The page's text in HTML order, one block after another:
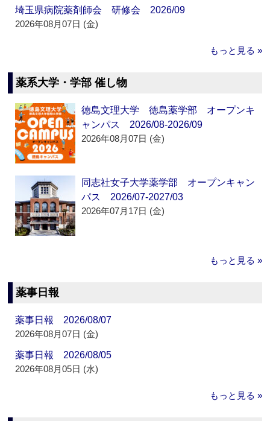
埼玉県病院薬剤師会 研修会 2026/09
2026年08月07日 (金)
もっと見る »
薬系大学・学部 催し物
徳島文理大学 徳島薬学部 オープンキ
ャンパス 2026/08-2026/09
2026年08月07日 (金)
同志社女子大学薬学部 オープンキャン
パス 2026/07-2027/03
2026年07月17日 (金)
もっと見る »
薬事日報
薬事日報 2026/08/07
2026年08月07日 (金)
薬事日報 2026/08/05
2026年08月05日 (水)
もっと見る »